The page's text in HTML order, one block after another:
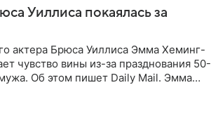
Уиллиса покаялась за
актера Брюса Уиллиса Эмма Хеминг-
чувство вины из-за празднования 50-
Об этом пишет Daily Mail. Эмма